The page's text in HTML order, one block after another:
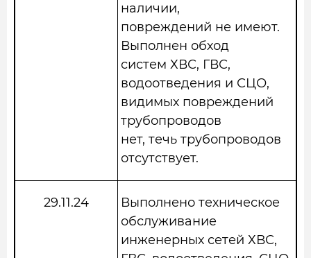
наличии,
повреждений не имеют.
Выполнен обход
систем ХВС, ГВС,
водоотведения и СЦО,
видимых повреждений
трубопроводов
нет, течь трубопроводов
отсутствует.
29.11.24
Выполнено техническое
обслуживание
инженерных сетей ХВС,